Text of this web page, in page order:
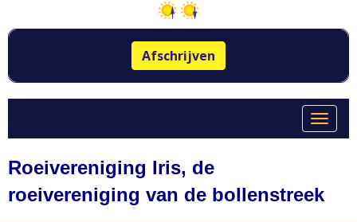
Afschrijven
Roeivereniging Iris, de
roeivereniging van de bollenstreek